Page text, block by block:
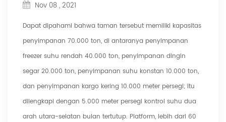
Nov 08 , 2021
Dapat dipahami bahwa taman tersebut memiliki kapasitas
penyimpanan 70.000 ton, di antaranya penyimpanan
freezer suhu rendah 40.000 ton, penyimpanan dingin
segar 20.000 ton, penyimpanan suhu konstan 10.000 ton,
dan penyimpanan kargo kering 10.000 meter persegi; itu
dilengkapi dengan 5.000 meter persegi kontrol suhu dua
arah utara-selatan bulan tertutup. Platform, lebih dari 60